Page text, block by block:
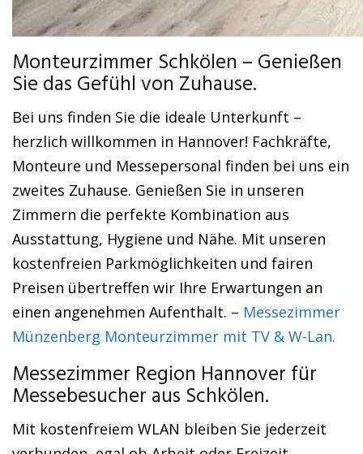
Monteurzimmer Schkölen – Genießen
Sie das Gefühl von Zuhause.
Bei uns finden Sie die ideale Unterkunft –
herzlich willkommen in Hannover! Fachkräfte,
Monteure und Messepersonal finden bei uns ein
zweites Zuhause. Genießen Sie in unseren
Zimmern die perfekte Kombination aus
Ausstattung, Hygiene und Nähe. Mit unseren
kostenfreien Parkmöglichkeiten und fairen
Preisen übertreffen wir Ihre Erwartungen an
einen angenehmen Aufenthalt. – Messezimmer
Münzenberg Monteurzimmer mit TV & W-Lan.
Messezimmer Region Hannover für
Messebesucher aus Schkölen.
Mit kostenfreiem WLAN bleiben Sie jederzeit